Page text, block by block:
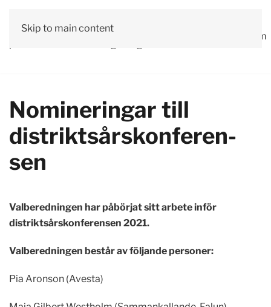
Skip to main content
Vår
Debatt
OmLäs våra
Valprogram
Nomin­erin­gar till
distrikts­års­konferen­
sen
Valberedningen har påbörjat sitt arbete inför
distriktsårskonferensen 2021.
Valberedningen består av följande personer:
Pia Aronson (Avesta)